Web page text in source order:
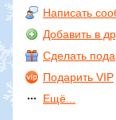
Написать
Добавить в
Сделать
Подарить VIP
Ещё...